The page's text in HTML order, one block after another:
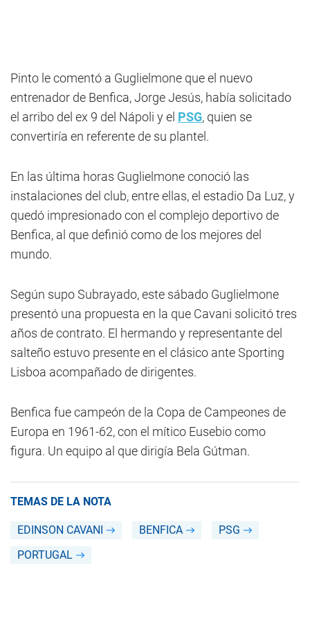
Pinto le comentó a Guglielmone que el nuevo
entrenador de Benfica, Jorge Jesús, había solicitado
el arribo del ex 9 del Nápoli y el PSG, quien se
convertiría en referente de su plantel.
En las última horas Guglielmone conoció las
instalaciones del club, entre ellas, el estadio Da Luz, y
quedó impresionado con el complejo deportivo de
Benfica, al que definió como de los mejores del
mundo.
Según supo Subrayado, este sábado Guglielmone
presentó una propuesta en la que Cavani solicitó tres
años de contrato. El hermando y representante del
salteño estuvo presente en el clásico ante Sporting
Lisboa acompañado de dirigentes.
Benfica fue campeón de la Copa de Campeones de
Europa en 1961-62, con el mítico Eusebio como
figura. Un equipo al que dirigía Bela Gútman.
TEMAS DE LA NOTA
EDINSON CAVANI BENFICA
PSG
PORTUGAL